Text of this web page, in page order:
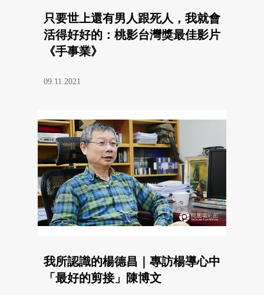
只要世上還有男人跟死人，我就會
活得好好的：桃影台灣獎最佳影片
《手事業》
09.11.2021
我所認識的楊德昌｜專訪楊導心中
「最好的剪接」陳博文